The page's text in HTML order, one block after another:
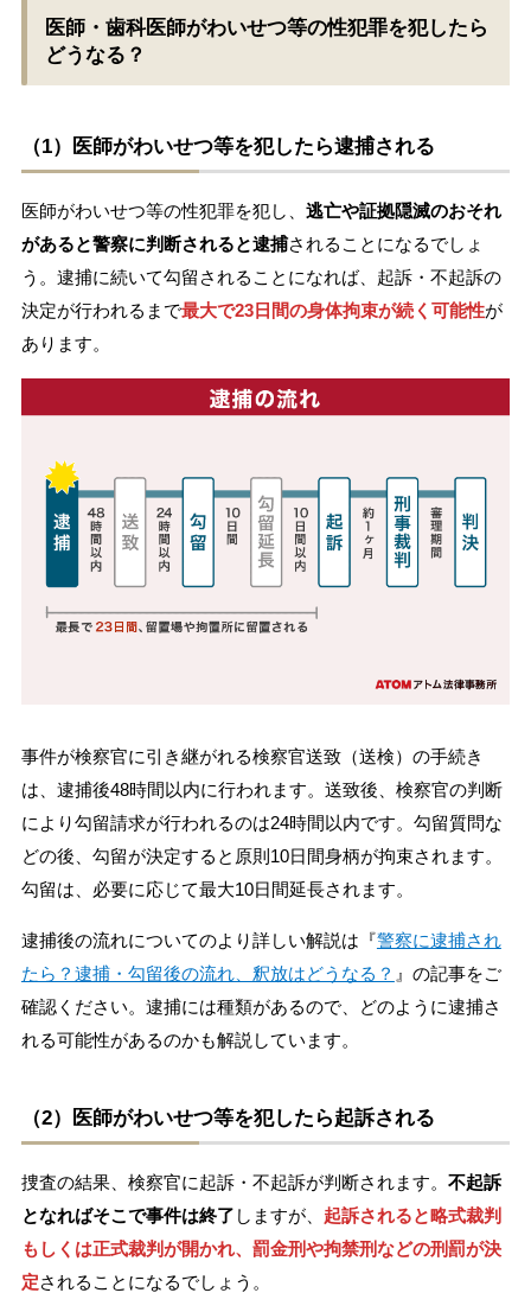
医師・歯科医師がわいせつ等の性犯罪を犯したら
どうなる？
（1）医師がわいせつ等を犯したら逮捕される
医師がわいせつ等の性犯罪を犯し、 逃亡や証拠隠滅のおそれ
があると警察に判断されると逮捕されることになるでしょ
う。逮捕に続いて勾留されることになれば、起訴・不起訴の
決定が行われるまで最大で23日間の身体拘束が続く可能性が
あります。
事件が検察官に引き継がれる検察官送致（送検）の手続き
は、逮捕後48時間以内に行われます。送致後、検察官の判断
により勾留請求が行われるのは24時間以内です。勾留質問な
どの後、勾留が決定すると原則10日間身柄が拘束されます。
勾留は、必要に応じて最大10日間延長されます。
逮捕後の流れについてのより詳しい解説は『警察に逮捕され
たら？逮捕・勾留後の流れ、釈放はどうなる？ 』の記事をご
確認ください。逮捕には種類があるので、どのように逮捕さ
れる可能性があるのかも解説しています。
（2）医師がわいせつ等を犯したら起訴される
捜査の結果、検察官に起訴・不起訴が判断されます。 不起訴
となればそこで事件は終了 しますが、 起訴されると略式裁判
もしくは正式裁判が開かれ、罰金刑や拘禁刑などの刑罰が決
定されることになるでしょう。